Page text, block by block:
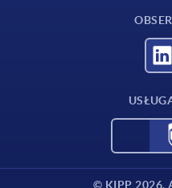
© KIPP 2026.